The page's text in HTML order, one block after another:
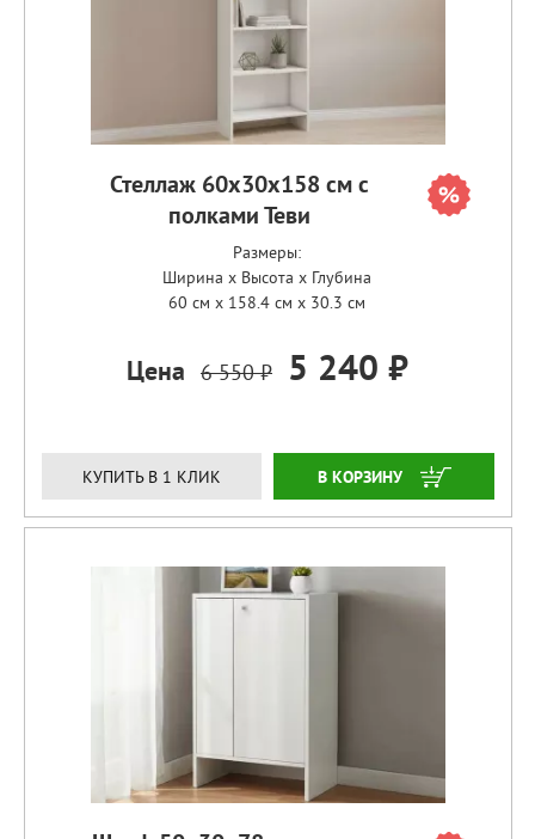
Стеллаж 60х30х158 см с
полками Теви
Размеры:
Ширина x Высота x Глубина
60 см x 158.4 см x 30.3 см
Цена 6 550 ₽ 5 240 ₽
КУПИТЬ В 1 КЛИК ЗАКАЗАТЬ